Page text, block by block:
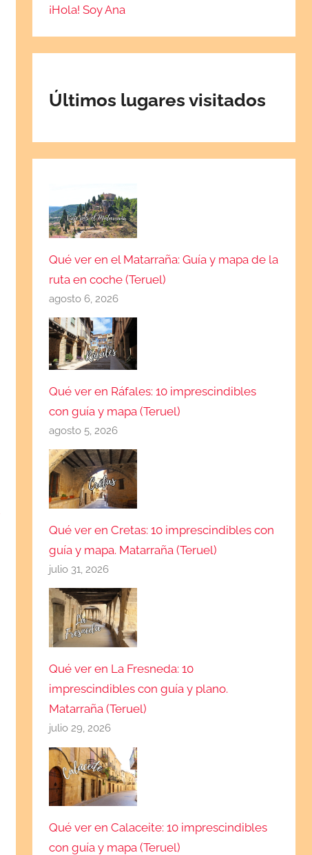
¡Hola! Soy Ana
Últimos lugares visitados
Qué ver en el Matarraña: Guía y mapa de la
ruta en coche (Teruel)
agosto 6, 2026
Qué ver en Ráfales: 10 imprescindibles
con guía y mapa (Teruel)
agosto 5, 2026
Qué ver en Cretas: 10 imprescindibles con
guía y mapa. Matarraña (Teruel)
julio 31, 2026
Qué ver en La Fresneda: 10
imprescindibles con guía y plano.
Matarraña (Teruel)
julio 29, 2026
Qué ver en Calaceite: 10 imprescindibles
con guía y mapa (Teruel)